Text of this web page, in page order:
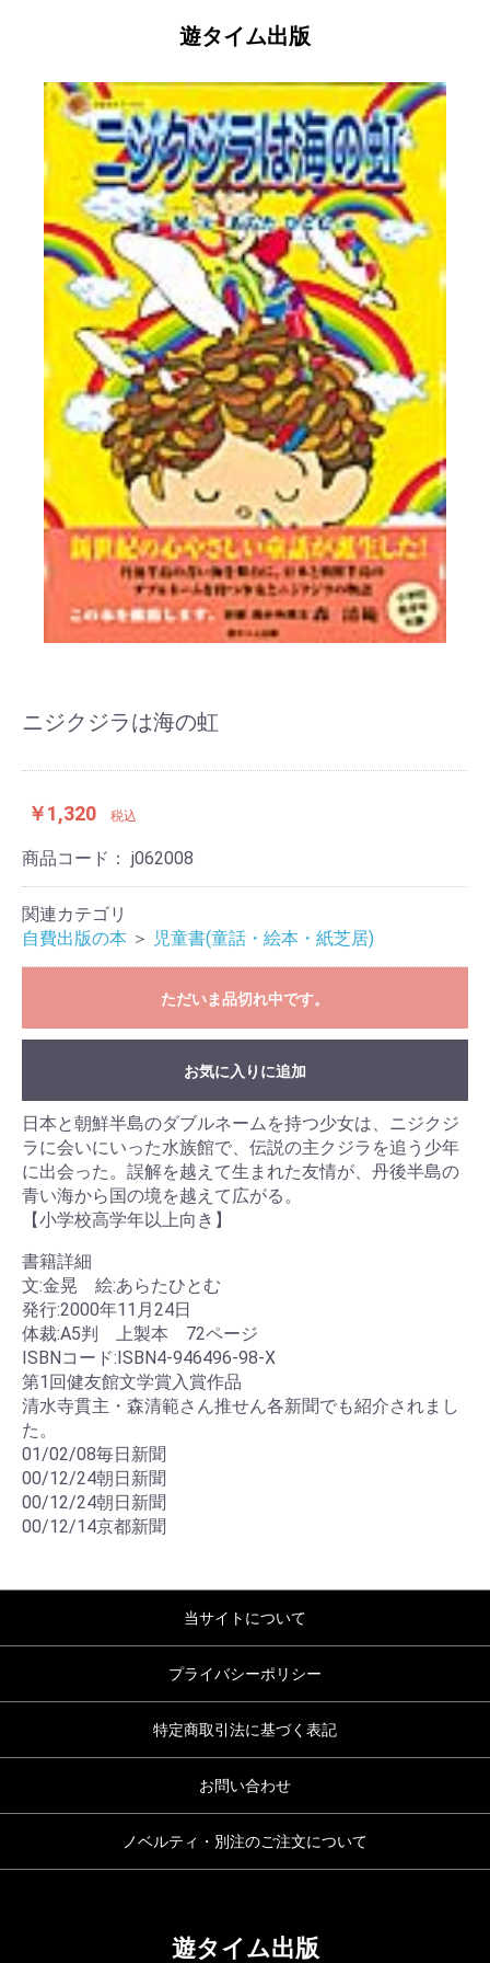
遊タイム出版
ニジクジラは海の虹
￥1,320 税込
商品コード： j062008
関連カテゴリ
自費出版の本 ＞ 児童書(童話・絵本・紙芝居)
ただいま品切れ中です。
お気に入りに追加
日本と朝鮮半島のダブルネームを持つ少女は、ニジクジ
ラに会いにいった水族館で、伝説の主クジラを追う少年
に出会った。誤解を越えて生まれた友情が、丹後半島の
青い海から国の境を越えて広がる。
【小学校高学年以上向き】
書籍詳細
文:金晃 絵:あらたひとむ
発行:2000年11月24日
体裁:A5判 上製本 72ページ
ISBNコード:ISBN4-946496-98-X
第1回健友館文学賞入賞作品
清水寺貫主・森清範さん推せん各新聞でも紹介されまし
た。
01/02/08毎日新聞
00/12/24朝日新聞
00/12/24朝日新聞
00/12/14京都新聞
当サイトについて
プライバシーポリシー
特定商取引法に基づく表記
お問い合わせ
ノベルティ・別注のご注文について
遊タイム出版